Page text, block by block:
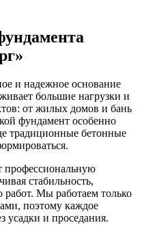
и надежное основание
большие нагрузки и
от жилых домов и бань
фундамент особенно
традиционные бетонные
профессиональную
стабильность,
работ. Мы работаем только
поэтому каждое
усадки и проседания.